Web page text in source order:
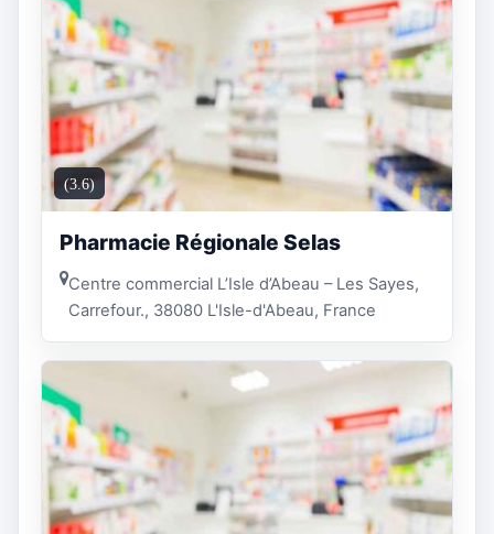
(3.6)
Pharmacie Régionale Selas
Centre commercial L’Isle d’Abeau – Les Sayes,
Carrefour., 38080 L'Isle-d'Abeau, France